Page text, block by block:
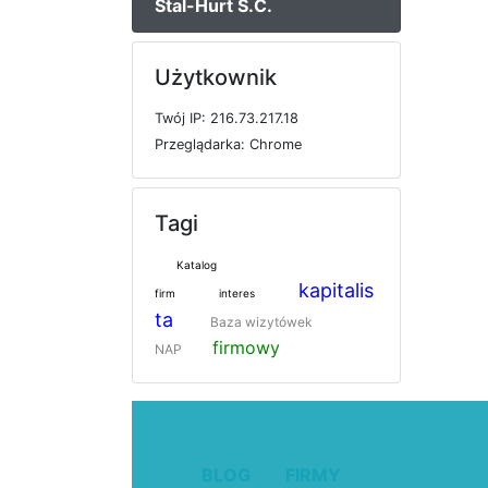
Stal-Hurt S.C.
Użytkownik
Twój IP: 216.73.217.18
Przeglądarka: Chrome
Tagi
Katalog
firm interes
kapitalis
ta
Baza wizytówek
NAP
firmowy